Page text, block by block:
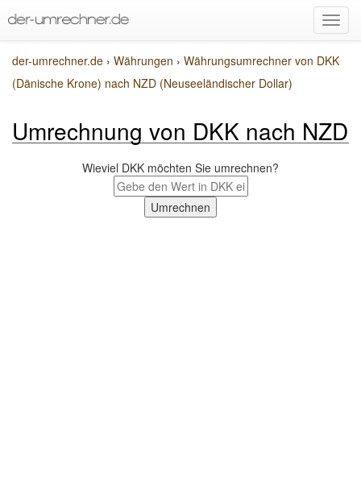
der-umrechner.de › Währungen › Währungsumrechner von DKK
(Dänische Krone) nach NZD (Neuseeländischer Dollar)
Umrechnung von DKK nach NZD
Wieviel DKK möchten Sie umrechnen?